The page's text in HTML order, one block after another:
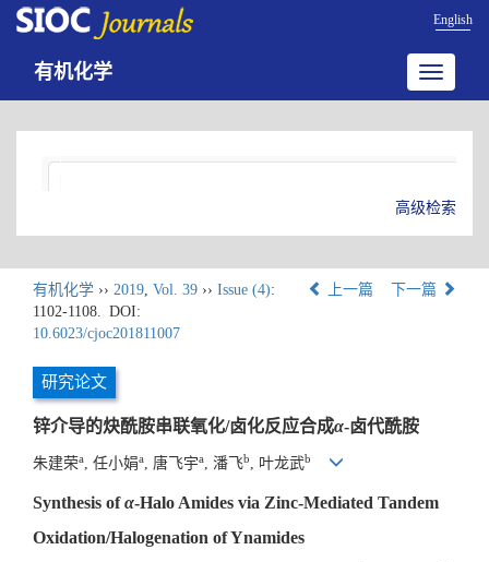
English
Toggle
有机化学
高级检索
有机化学 ›› 2019, Vol. 39 ›› Issue (4):
1102-1108. DOI:
10.6023/cjoc201811007
上一篇 下一篇
研究论文
锌介导的炔酰胺串联氧化/卤化反应合成α-卤代酰胺
朱建荣a , 任小娟a , 唐飞宇a , 潘飞b , 叶龙武b
Synthesis ofα-Halo Amides via Zinc-Mediated Tandem
Oxidation/Halogenation of Ynamides